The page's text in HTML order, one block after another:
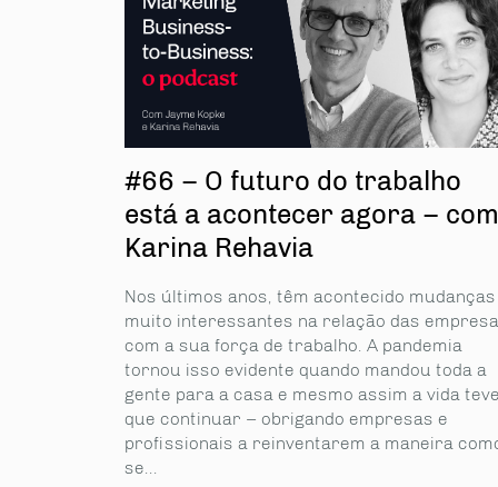
#66 – O futuro do trabalho
está a acontecer agora – com
Karina Rehavia
Nos últimos anos, têm acontecido mudanças
muito interessantes na relação das
com a sua força de trabalho. A pandemia
tornou isso evidente quando mandou toda a
gente para a casa e mesmo assim a vida
que continuar – obrigando empresas e
profissionais a reinventarem a maneira
se...